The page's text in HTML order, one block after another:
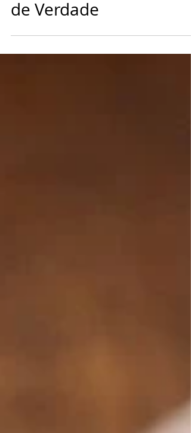
Como Cozinhar Carne
de Verdade